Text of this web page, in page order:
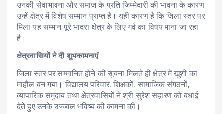
उनकी सेवाभावना और समाज के प्रति जिम्मेदारी की भावना के कारण
उन्हें क्षेत्र में विशेष सम्मान प्राप्त है। यही कारण है कि जिला स्तर पर
मिला यह सम्मान पूरे भादरा क्षेत्र के लिए गर्व का विषय माना जा रहा
है।
क्षेत्रवासियों ने दी शुभकामनाएं
जिला स्तर पर सम्मानित होने की सूचना मिलते ही क्षेत्र में खुशी का
माहौल बन गया। विद्यालय परिवार, शिक्षकों, सामाजिक संगठनों,
व्यापारिक समुदाय तथा क्षेत्रवासियों ने श्री सुरेश सहारण को बधाई
देते हुए उनके उज्ज्वल भविष्य की कामना की।